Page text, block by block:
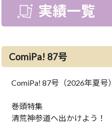
実績一覧
ComiPa! 87号
ComiPa! 87号（2026年夏号）
巻頭特集
清荒神参道へ出かけよう！